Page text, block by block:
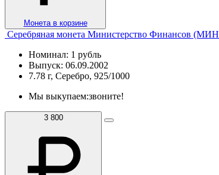
Монета в корзине
Серебряная монета Министерство Финансов
Номинал: 1 рубль
Выпуск: 06.09.2002
7.78 г, Серебро, 925/1000
Мы выкупаем:звоните!
3 800